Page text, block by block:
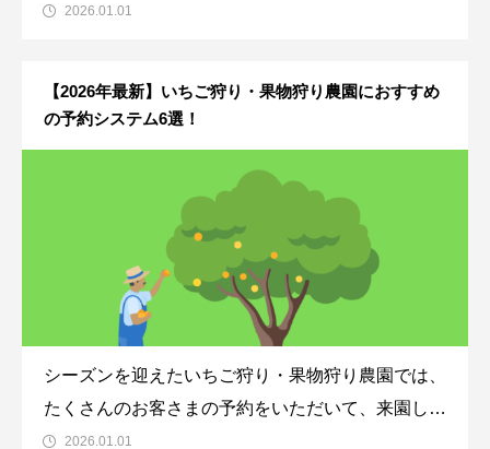
約方法が電話や店頭予約のみといった店舗もまだ多
あります。その不便さ、利用者と店舗の両方の
2026.01.01
【2026年最新】いちご狩り・果物狩り農園におすすめ
の予約システム6選！
シーズンを迎えたいちご狩り・果物狩り農園では、
たくさんのお客さまの予約をいただいて、来園して
もらい楽しい時間を過ごしてもらうことになりま
2026.01.01